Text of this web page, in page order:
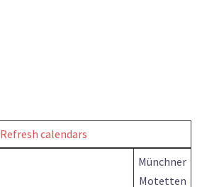
Refresh calendars
Münchner
Motetten